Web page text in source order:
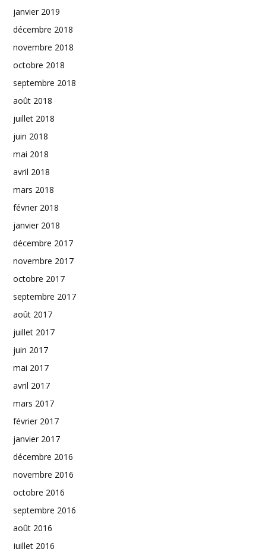
janvier 2019
décembre 2018
novembre 2018
octobre 2018
septembre 2018
août 2018
juillet 2018
juin 2018
mai 2018
avril 2018
mars 2018
février 2018
janvier 2018
décembre 2017
novembre 2017
octobre 2017
septembre 2017
août 2017
juillet 2017
juin 2017
mai 2017
avril 2017
mars 2017
février 2017
janvier 2017
décembre 2016
novembre 2016
octobre 2016
septembre 2016
août 2016
juillet 2016